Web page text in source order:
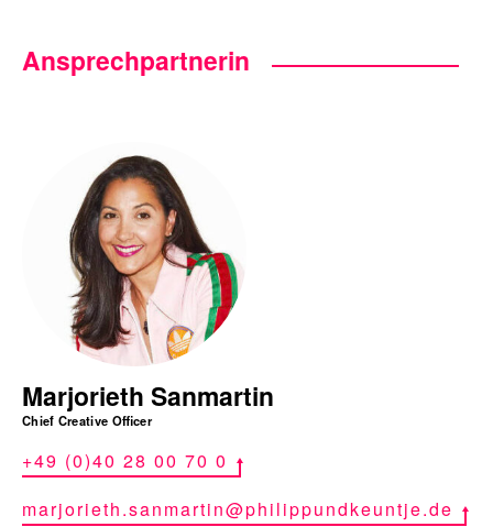
Ansprechpartnerin
Marjorieth Sanmartin
Chief Creative Officer
+49 (0)40 28 00 70 0
marjorieth.sanmartin@philippundkeuntje.de